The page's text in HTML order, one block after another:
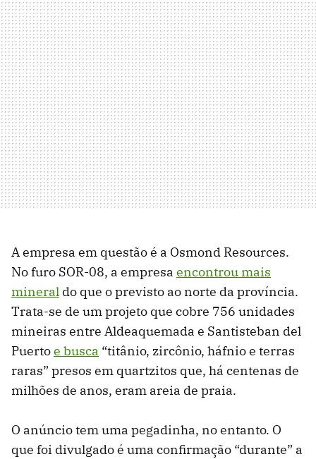
A empresa em questão é a Osmond Resources.
No furo SOR-08, a empresa encontrou mais
mineral do que o previsto ao norte da província.
Trata-se de um projeto que cobre 756 unidades
mineiras entre Aldeaquemada e Santisteban del
Puertoe busca “titânio, zircônio, háfnio e terras
raras” presos em quartzitos que, há centenas de
milhões de anos, eram areia de praia.
O anúncio tem uma pegadinha, no entanto. O
que foi divulgado é uma confirmação “durante” a